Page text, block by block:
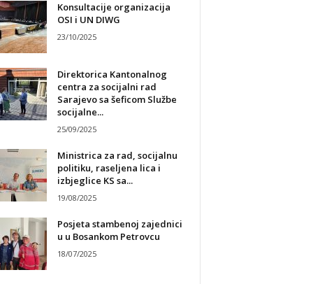
Konsultacije organizacija
OSI i UN DIWG
23/10/2025
Direktorica Kantonalnog
centra za socijalni rad
Sarajevo sa šeficom Službe
socijalne...
25/09/2025
Ministrica za rad, socijalnu
politiku, raseljena lica i
izbjeglice KS sa...
19/08/2025
Posjeta stambenoj zajednici
u u Bosankom Petrovcu
18/07/2025